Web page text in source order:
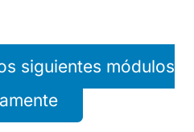
siguientes módulos